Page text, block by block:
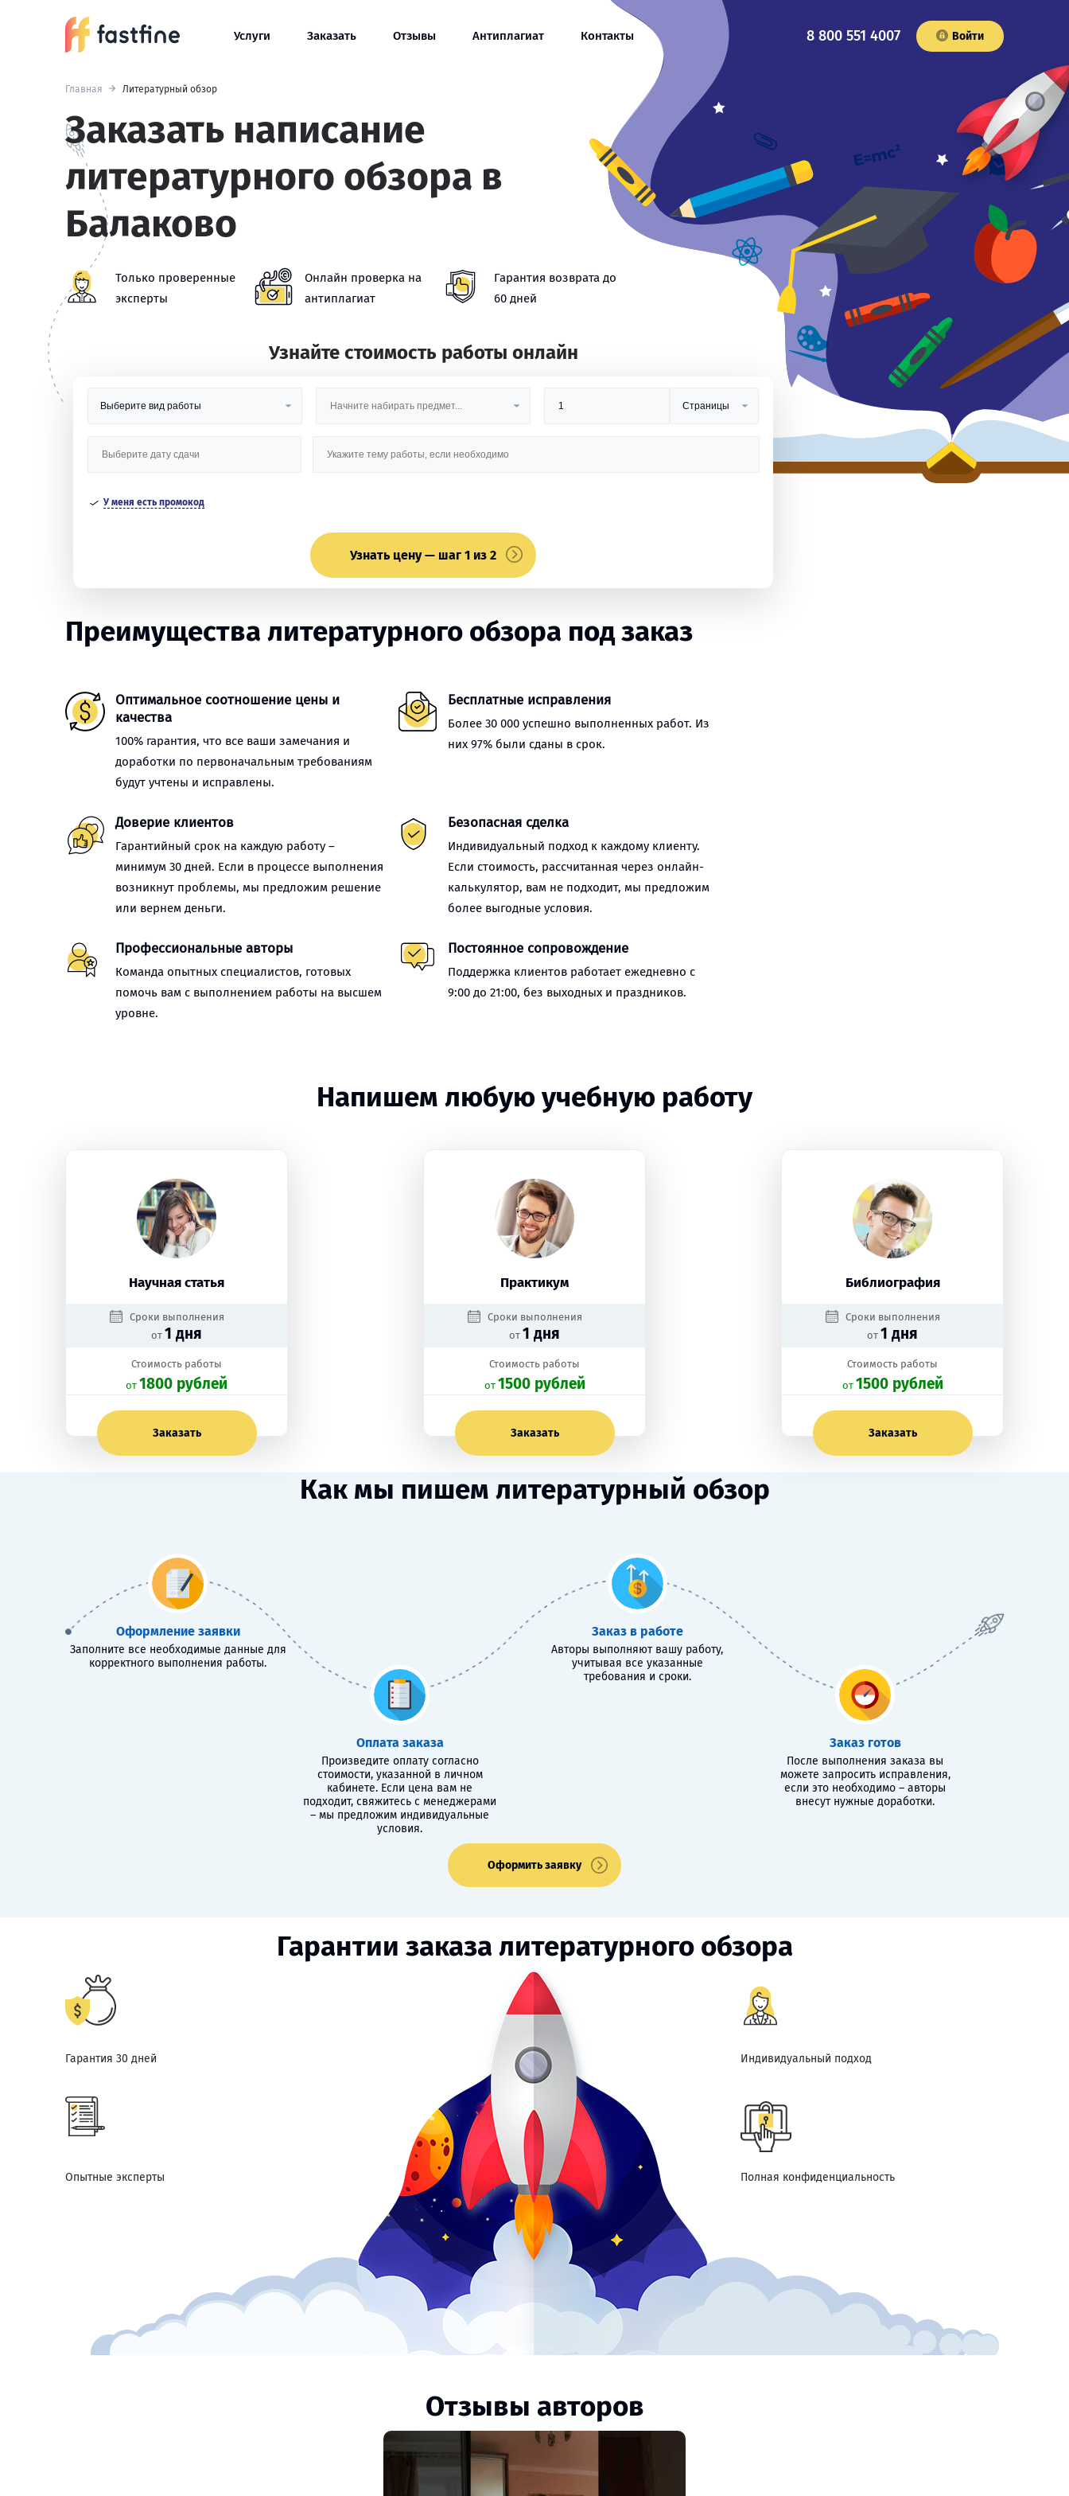
Услуги Заказать Отзывы Антиплагиат Контакты 8 800 551 4007 Войти
Главная Литературный обзор
Заказать написание
литературного обзора в
Балаково
Только проверенные
эксперты
Онлайн проверка на
антиплагиат
Гарантия возврата до
60 дней
Узнайте стоимость работы онлайн
У меня есть промокод
Узнать цену — шаг 1 из 2
Преимущества литературного обзора под заказ
Оптимальное соотношение цены и
качества
100% гарантия, что все ваши замечания и
доработки по первоначальным требованиям
будут учтены и исправлены.
Бесплатные исправления
Более 30 000 успешно выполненных работ. Из
них 97% были сданы в срок.
Доверие клиентов
Гарантийный срок на каждую работу –
минимум 30 дней. Если в процессе выполнения
возникнут проблемы, мы предложим решение
или вернем деньги.
Безопасная сделка
Индивидуальный подход к каждому клиенту.
Если стоимость, рассчитанная через онлайн-
калькулятор, вам не подходит, мы предложим
более выгодные условия.
Профессиональные авторы
Команда опытных специалистов, готовых
помочь вам с выполнением работы на высшем
уровне.
Постоянное сопровождение
Поддержка клиентов работает ежедневно с
9:00 до 21:00, без выходных и праздников.
Напишем любую учебную работу
Научная статья
Сроки выполнения
от 1 дня
Стоимость работы
oт 1800 рублей
Заказать
Практикум
Сроки выполнения
от 1 дня
Стоимость работы
oт 1500 рублей
Заказать
Библиография
Сроки выполнения
от 1 дня
Стоимость работы
oт 1500 рублей
Заказать
Как мы пишем литературный обзор
Оформление заявки
Заполните все необходимые данные для
корректного выполнения работы.
Оплата заказа
Произведите оплату согласно
стоимости, указанной в личном
кабинете. Если цена вам не
подходит, свяжитесь с менеджерами
– мы предложим индивидуальные
условия.
Заказ в работе
Авторы выполняют вашу работу,
учитывая все указанные
требования и сроки.
Заказ готов
После выполнения заказа вы
можете запросить исправления,
если это необходимо – авторы
внесут нужные доработки.
Оформить заявку
Гарантии заказа литературного обзора
Гарантия 30 дней Индивидуальный подход
Опытные эксперты Полная конфиденциальность
Отзывы авторов